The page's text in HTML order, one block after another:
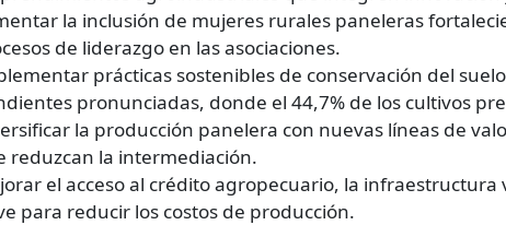
la inclusión de mujeres rurales paneleras
de liderazgo en las asociaciones.
prácticas sostenibles de conservación del
pronunciadas, donde el 44,7% de los cultivos
la producción panelera con nuevas líneas de
reduzcan la intermediación.
el acceso al crédito agropecuario, la
para reducir los costos de producción.